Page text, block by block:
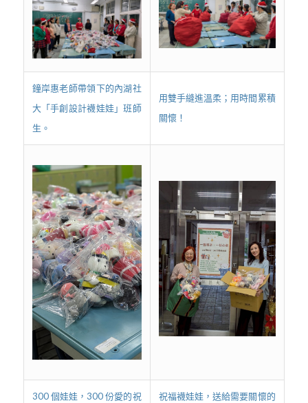
鐘岸惠老師帶領下的內湖社
大「手創設計襪娃娃」班師
生。
用雙手縫進溫柔；用時間累積
關懷！
300 個娃娃，300 份愛的祝
祝福襪娃娃，送給需要關懷的